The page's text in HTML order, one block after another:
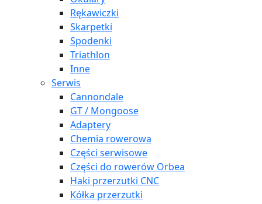
Rękawiczki
Skarpetki
Spodenki
Triathlon
Inne
Serwis
Cannondale
GT / Mongoose
Adaptery
Chemia rowerowa
Części serwisowe
Części do rowerów Orbea
Haki przerzutki CNC
Kółka przerzutki